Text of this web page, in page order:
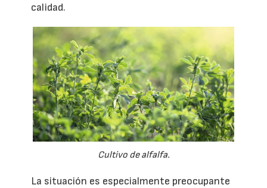
calidad.
Cultivo de alfalfa.
La situación es especialmente preocupante